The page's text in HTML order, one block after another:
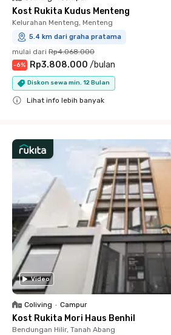
Kost Rukita Kudus Menteng
Kelurahan Menteng, Menteng
5.4 km dari graha pratama
mulai dari Rp4.068.000
-6% Rp3.808.000 /bulan
Diskon sewa min. 12 Bulan
Lihat info lebih banyak
Video
Coliving • Campur
Kost Rukita Mori Haus Benhil
Bendungan Hilir, Tanah Abang